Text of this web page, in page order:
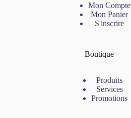
Mon Compte
Mon Panier
S'inscrire
Boutique
Produits
Services
Promotions